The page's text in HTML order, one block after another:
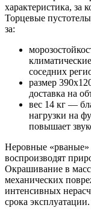
характеристика, за
Торцевые
за:
соседних
размер
доставка на
вес 14 кг —
нагрузки на
повышает
Неровные «рваные»
воспроизводят
Окрашивание в
механических
интенсивных
срока эксплуатации.